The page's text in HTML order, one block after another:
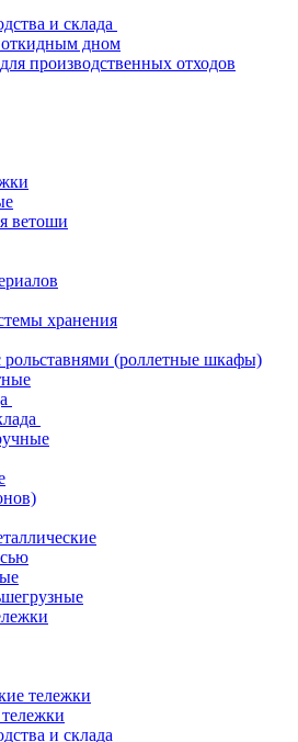
и склада
дном
производственных отходов
ветоши
хранения
(роллетные шкафы)
тележки
и склада